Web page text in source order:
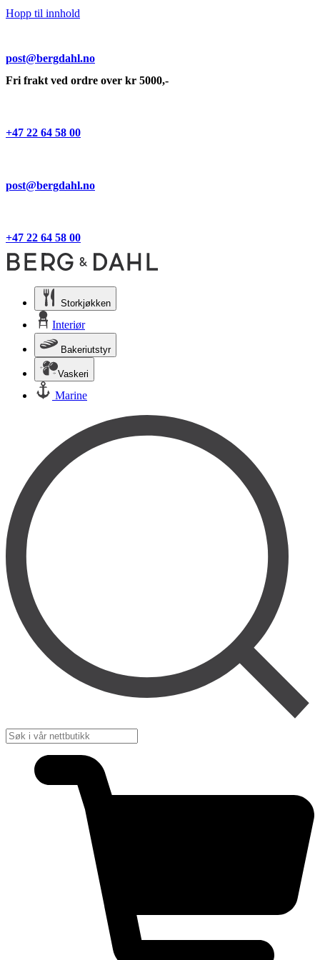
Hopp til innhold
post@bergdahl.no
Fri frakt ved ordre over kr 5000,-
+47 22 64 58 00
post@bergdahl.no
+47 22 64 58 00
Storkjøkken
Interiør
Bakeriutstyr
Vaskeri
Marine